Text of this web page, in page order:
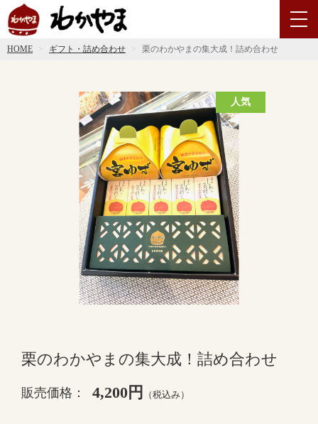
HOME ギフト・詰め合わせ 栗のわかやまの集大成！詰め合わせ
栗のわかやまの集大成！詰め合わせ
販売価格： 4,200円 （税込み）